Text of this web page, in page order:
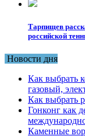
Тарпищев
российской
Новости дня
Как выбрать
газовый,
Как выбрать
Гонконг как
Каменные